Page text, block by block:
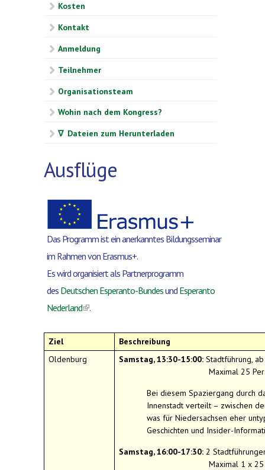
Kosten
Kontakt
Anmeldung
Teilnehmer
Organisationsteam
Wohin nach dem Kongress?
∇ Dateien zum Herunterladen
Ausflüge
Das Programm ist ein anerkanntes Bildungsseminar
im Rahmen von Erasmus+.
Es wird organisiert als Partnerprogramm
des Deutschen Esperanto-Bundesund Esperanto
Nederland(link is external)
.
Ziel
Beschreibung
Oldenburg
Samstag, 13:30-15:00:Stadtführung, ab
Maximal 25 Personen,
Bei diesem Spaziergang durch
Innenstadt verteilt – zwischen
was für Niedersachsen eher
Geschichten und Insider-
Samstag, 16:00-17:30:2
Maximal 1 x 25 Personen,